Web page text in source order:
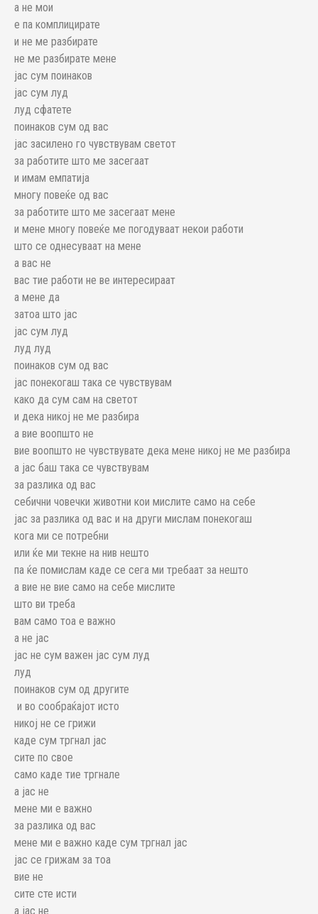
а не мои
е па комплицирате
и не ме разбирате
не ме разбирате мене
јас сум поинаков
јас сум луд
луд сфатете
поинаков сум од вас
јас засилено го чувствувам светот
за работите што ме засегаат
и имам емпатија
многу повеќе од вас
за работите што ме засегаат мене
и мене многу повеќе ме погодуваат некои работи
што се однесуваат на мене
а вас не
вас тие работи не ве интересираат
а мене да
затоа што јас
јас сум луд
луд луд
поинаков сум од вас
јас понекогаш така се чувствувам
како да сум сам на светот
и дека никој не ме разбира
а вие воопшто не
вие воопшто не чувствувате дека мене никој не ме разбира
а јас баш така се чувствувам
за разлика од вас
себични човечки животни кои мислите само на себе
јас за разлика од вас и на други мислам понекогаш
кога ми се потребни
или ќе ми текне на нив нешто
па ќе помислам каде се сега ми требаат за нешто
а вие не вие само на себе мислите
што ви треба
вам само тоа е важно
а не јас
јас не сум важен јас сум луд
луд
поинаков сум од другите
и во сообраќајот исто
никој не се грижи
каде сум тргнал јас
сите по свое
само каде тие тргнале
а јас не
мене ми е важно
за разлика од вас
мене ми е важно каде сум тргнал јас
јас се грижам за тоа
вие не
сите сте исти
а јас не